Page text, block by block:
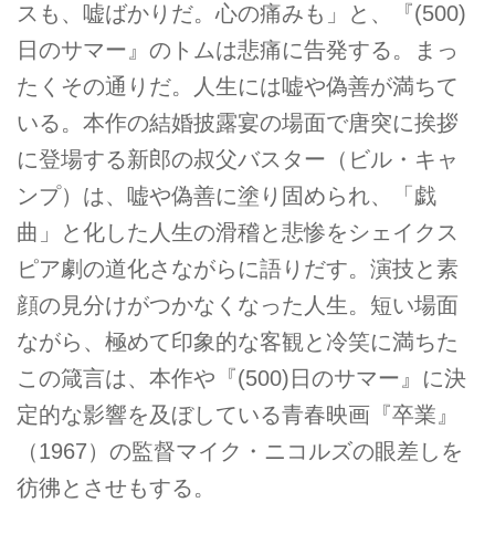
スも、嘘ばかりだ。心の痛みも」と、『(500)
日のサマー』のトムは悲痛に告発する。まっ
たくその通りだ。人生には嘘や偽善が満ちて
いる。本作の結婚披露宴の場面で唐突に挨拶
に登場する新郎の叔父バスター（ビル・キャ
ンプ）は、嘘や偽善に塗り固められ、「戯
曲」と化した人生の滑稽と悲惨をシェイクス
ピア劇の道化さながらに語りだす。演技と素
顔の見分けがつかなくなった人生。短い場面
ながら、極めて印象的な客観と冷笑に満ちた
この箴言は、本作や『(500)日のサマー』に決
定的な影響を及ぼしている青春映画『卒業』
（1967）の監督マイク・ニコルズの眼差しを
彷彿とさせもする。